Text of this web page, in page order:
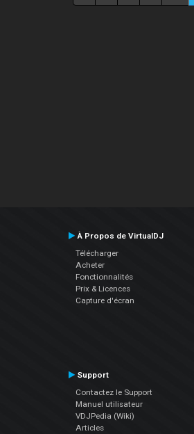
À Propos de VirtualDJ
Télécharger
Acheter
Fonctionnalités
Prix & Licences
Capture d'écran
Support
Contactez le Support
Manuel utilisateur
VDJPedia (Wiki)
Articles